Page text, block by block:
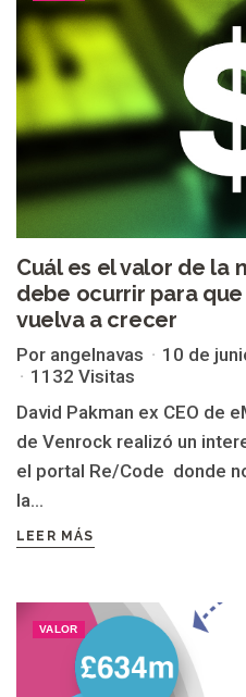
Cuál es el valor de la
debe ocurrir para
vuelva a crecer
Por angelnavas
10 de
1132 Visitas
David Pakman ex CEO de
de Venrock realizó un
el portal Re/Code donde
la...
LEER MÁS
VALOR